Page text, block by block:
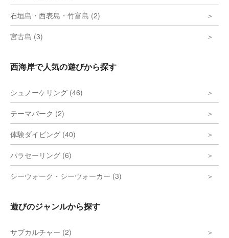
石垣島・西表島・竹富島 (2)
宮古島 (3)
西海岸で人気の遊びから探す
シュノーケリング (46)
テーマパーク (2)
体験ダイビング (40)
パラセーリング (6)
シーウォーク・シーウォーカー (3)
遊びのジャンルから探す
サブカルチャー (2)